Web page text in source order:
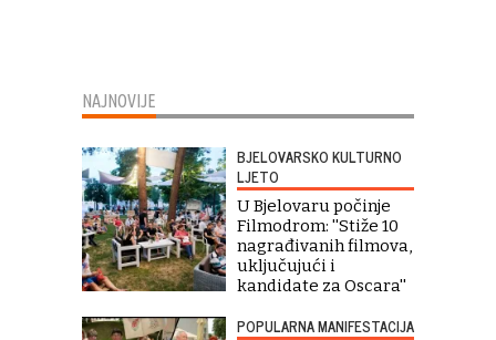
NAJNOVIJE
BJELOVARSKO KULTURNO
LJETO
U Bjelovaru počinje
Filmodrom: ''Stiže 10
nagrađivanih filmova,
uključujući i
kandidate za Oscara''
POPULARNA MANIFESTACIJA